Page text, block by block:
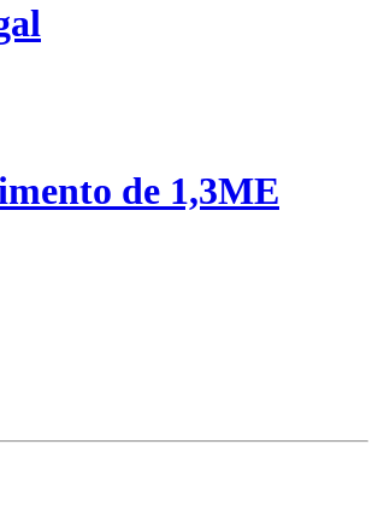
de 1,3ME